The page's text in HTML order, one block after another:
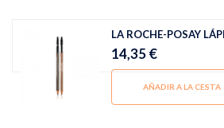
LA ROCHE-POSAY
14,35 €
AÑADIR A LA CESTA